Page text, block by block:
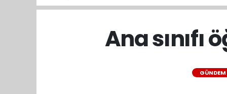
Ana
GÜNDEM